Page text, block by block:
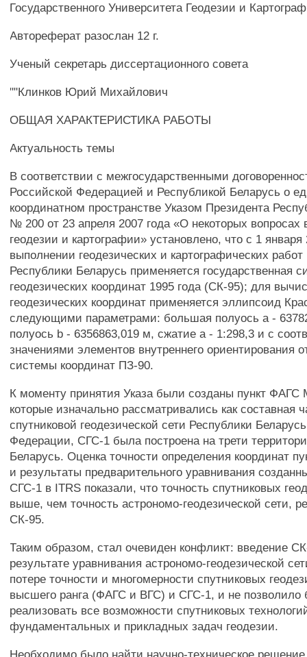
Государственного Университета Геодезии и
Автореферат разослан 12 г.
Ученый секретарь диссертационного совета
""Клинков Юрий Михайлович
ОБЩАЯ ХАРАКТЕРИСТИКА РАБОТЫ
Актуальность темы
В соответствии с межгосударственными
Российской Федерацией и Республикой Беларусь о
координатном пространстве Указом Президента
№ 200 от 23 апреля 2007 года «О некоторых вопросах
геодезии и картографии» установлено, что с 1 января
выполнении геодезических и картографических
Республики Беларусь применяется государственная
геодезических координат 1995 года (СК-95); для
геодезических координат применяется эллипсоид
следующими параметрами: большая полуось а -
полуось b - 6356863,019 м, сжатие а - 1:298,3 и с
значениями элементов внутреннего ориентирования
системы координат ПЗ-90.
К моменту принятия Указа были созданы пункт ФАГС
которые изначально рассматривались как составная
спутниковой геодезической сети Республики
Федерации, СГС-1 была построена на трети
Беларусь. Оценка точности определения координат
и результаты предварительного уравнивания
СГС-1 в ITRS показали, что точность спутниковых
выше, чем точность астрономо-геодезической сети,
СК-95.
Таким образом, стал очевиден конфликт: введение
результате уравнивания астрономо-геодезической
потере точности и многомерности спутниковых
высшего ранга (ФАГС и ВГС) и СГС-1, и не
реализовать все возможности спутниковых
фундаментальных и прикладных задач геодезии.
Необходимо было найти научно-техническое